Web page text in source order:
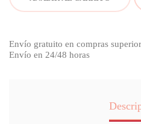
Envío gratuito en compras
Envío en 24/48 horas